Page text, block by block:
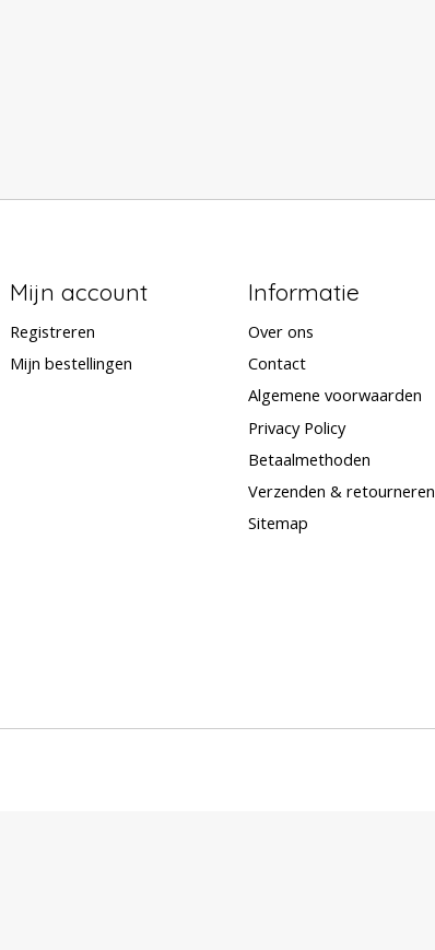
Mijn account
Registreren
Mijn bestellingen
Informatie
Over ons
Contact
Algemene voorwaarden
Privacy Policy
Betaalmethoden
Verzenden & retourneren
Sitemap